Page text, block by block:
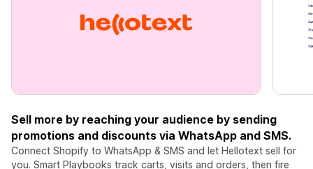
Sell ​​more by reaching your audience by sending
promotions and discounts via WhatsApp and SMS.
Connect Shopify to WhatsApp & SMS and let Hellotext sell for
you. Smart Playbooks track carts, visits and orders, then fire